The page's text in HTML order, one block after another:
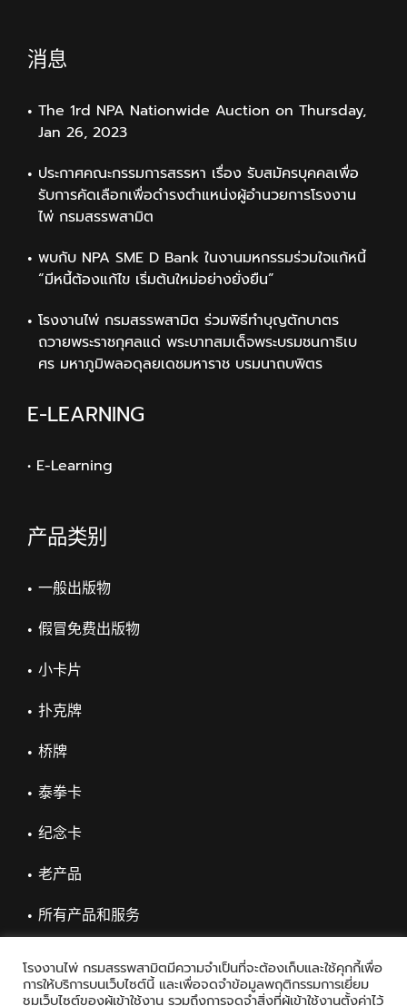
消息
The 1rd NPA Nationwide Auction on Thursday,
Jan 26, 2023
ประกาศคณะกรรมการสรรหา เรื่อง รับสมัครบุคคลเพื่อ
รับการคัดเลือกเพื่อดำรงตำแหน่งผู้อำนวยการโรงงาน
ไพ่ กรมสรรพสามิต
พบกับ NPA SME D Bank ในงานมหกรรมร่วมใจแก้หนี้
“มีหนี้ต้องแก้ไข เริ่มต้นใหม่อย่างยั่งยืน”
โรงงานไพ่ กรมสรรพสามิต ร่วมพิธีทำบุญตักบาตร
ถวายพระราชกุศลแด่ พระบาทสมเด็จพระบรมชนกาธิเบ
ศร มหาภูมิพลอดุลยเดชมหาราช บรมนาถบพิตร
E-LEARNING
• E-Learning
产品类别
一般出版物
假冒免费出版物
小卡片
扑克牌
桥牌
泰拳卡
纪念卡
老产品
所有产品和服务
โรงงานไพ่ กรมสรรพสามิตมีความจำเป็นที่จะต้องเก็บและใช้คุกกี้เพื่อ
การให้บริการบนเว็บไซต์นี้ และเพื่อจดจำข้อมูลพฤติกรรมการเยี่ยม
ชมเว็บไซต์ของผู้เข้าใช้งาน รวมถึงการจดจำสิ่งที่ผู้เข้าใช้งานตั้งค่าไว้